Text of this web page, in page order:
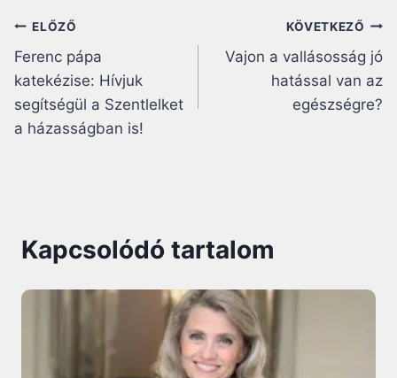
Bejegyzés
navigáció
ELŐZŐ
Ferenc pápa
katekézise: Hívjuk
segítségül a Szentlelket
a házasságban is!
KÖVETKEZŐ
Vajon a vallásosság jó
hatással van az
egészségre?
Kapcsolódó tartalom